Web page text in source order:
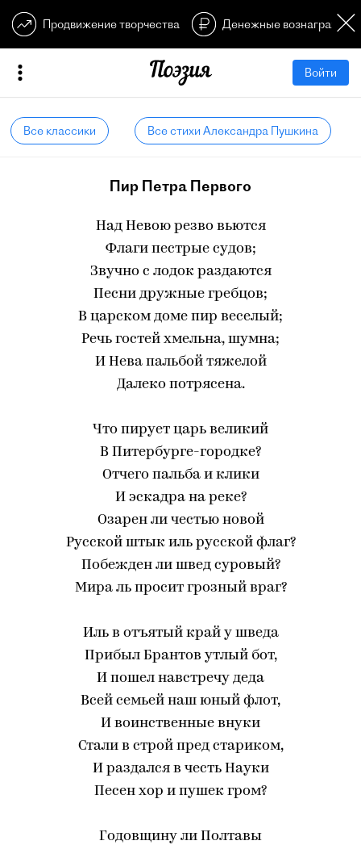
Продвижение творчества Денежные
Войти
Все классики Все стихи Александра Пушкина
Пир Петра Первого
Над Невою резво вьются
Флаги пестрые судов;
Звучно с лодок раздаются
Песни дружные гребцов;
В царском доме пир веселый;
Речь гостей хмельна, шумна;
И Нева пальбой тяжелой
Далеко потрясена.
Что пирует царь великий
В Питербурге-городке?
Отчего пальба и клики
И эскадра на реке?
Озарен ли честью новой
Русской штык иль русской флаг?
Побежден ли швед суровый?
Мира ль просит грозный враг?
Иль в отъятый край у шведа
Прибыл Брантов утлый бот,
И пошел навстречу деда
Всей семьей наш юный флот,
И воинственные внуки
Стали в строй пред стариком,
И раздался в честь Науки
Песен хор и пушек гром?
Годовщину ли Полтавы